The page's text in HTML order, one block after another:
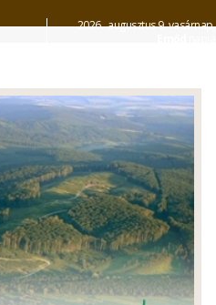
2026. augusztus 9. vasárnap,